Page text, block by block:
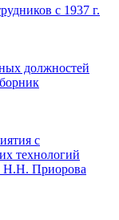
с 1937 г.
должностей
с
технологий
Приорова